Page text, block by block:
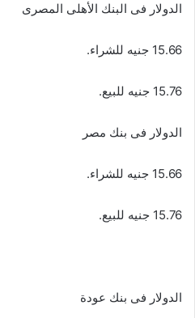
الدولار فى البنك الأهلى المصرى
15.66 جنيه للشراء.
15.76 جنيه للبيع.
الدولار فى بنك مصر
15.66 جنيه للشراء.
15.76 جنيه للبيع.
الدولار فى بنك عودة